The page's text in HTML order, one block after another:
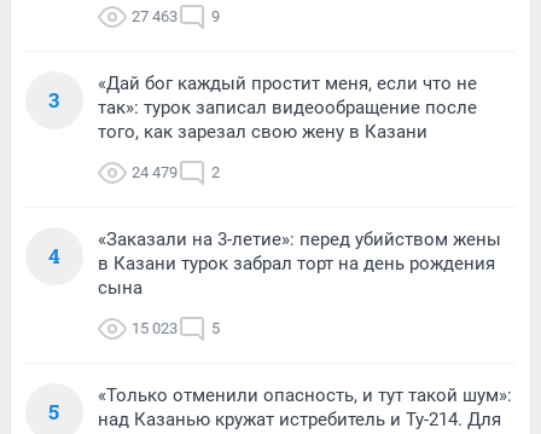
27 463 9
3
«Дай бог каждый простит меня, если что не
так»: турок записал видеообращение после
того, как зарезал свою жену в Казани
24 479 2
4
«Заказали на 3-летие»: перед убийством жены
в Казани турок забрал торт на день рождения
сына
15 023 5
5
«Только отменили опасность, и тут такой шум»:
над Казанью кружат истребитель и Ту-214. Для